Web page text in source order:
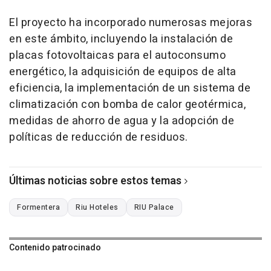
El proyecto ha incorporado numerosas mejoras
en este ámbito, incluyendo la instalación de
placas fotovoltaicas para el autoconsumo
energético, la adquisición de equipos de alta
eficiencia, la implementación de un sistema de
climatización con bomba de calor geotérmica,
medidas de ahorro de agua y la adopción de
políticas de reducción de residuos.
Últimas noticias sobre estos temas
Formentera Riu Hoteles RIU Palace
Contenido patrocinado